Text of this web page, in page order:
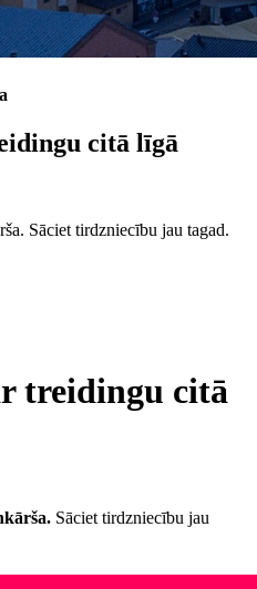
citā līgā
Sāciet tirdzniecību jau tagad.
treidingu citā
Sāciet tirdzniecību jau